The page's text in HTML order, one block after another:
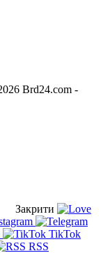
Brd24.com -
Закрити
TikTok
RSS